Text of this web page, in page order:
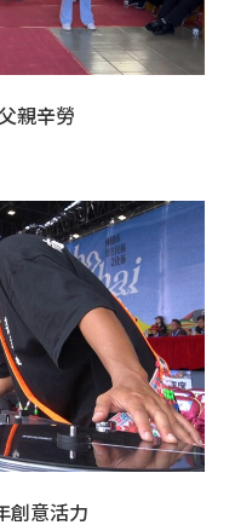
親辛勞
創意活力